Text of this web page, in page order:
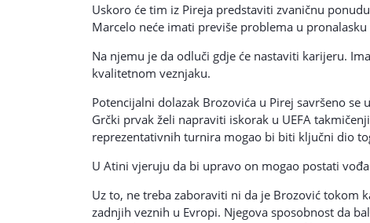
Uskoro će tim iz Pireja predstaviti zvaničnu
Marcelo neće imati previše problema u
Na njemu je da odluči gdje će nastaviti karijeru.
kvalitetnom veznjaku.
Potencijalni dolazak Brozovića u Pirej savršeno
Grčki prvak želi napraviti iskorak u UEFA
reprezentativnih turnira mogao bi biti ključni dio
U Atini vjeruju da bi upravo on mogao postati
Uz to, ne treba zaboraviti ni da je Brozović tokom
zadnjih veznih u Evropi. Njegova sposobnost da